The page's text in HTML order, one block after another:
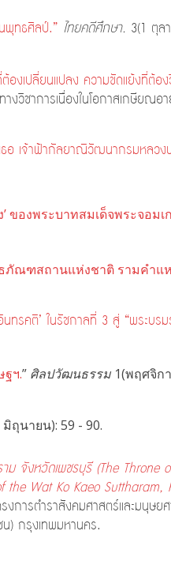
พุทธศิลป์.” ไทยคดีศึกษา. 3(1 ตุ
องเปลี่ยนแปลง ความขัดแย้งที่ต้อง
วิชาการเนื่องในโอกาสเกษียณอ
ธอ เจ้าฟ้ากัลยาณิวัฒนากรมหลวง
องพระบาทสมเด็จพระจอมเ
ณฑสถานแห่งชาติ รามคำแห
ทรคติ’ ในรัชกาลที่ 3 สู่ “พระบร
ฯ.” ศิลปวัฒนธรรม 1(พฤศจิก
ถุนายน): 59 - 90.
ม จังหวัดเพชรบุรี (The Throne
Wat Ko Kaeo Suttharam,
การตำราสังคมศาสตร์และมนุษย
) กรุงเทพมหานคร.